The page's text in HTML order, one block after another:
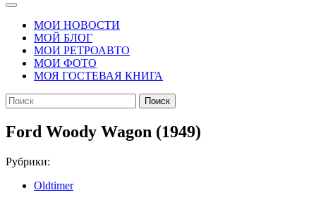
Кнопка
ОткрытьМОИ НОВОСТИ
МОЙ БЛОГ
МОИ РЕТРОАВТО
МОИ ФОТО
МОЯ ГОСТЕВАЯ КНИГА
КНОПКА
ЗАКРЫТЬ
Найти:
Ford Woody Wagon (1949)
Рубрики:
Oldtimer